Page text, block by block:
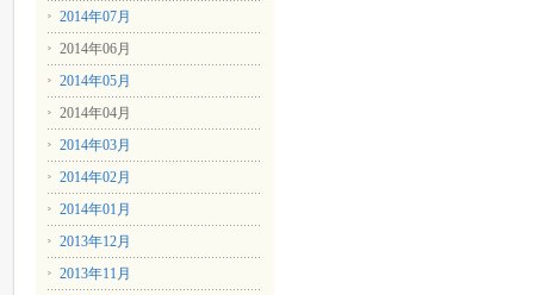
2014年07月
2014年06月
2014年05月
2014年04月
2014年03月
2014年02月
2014年01月
2013年12月
2013年11月